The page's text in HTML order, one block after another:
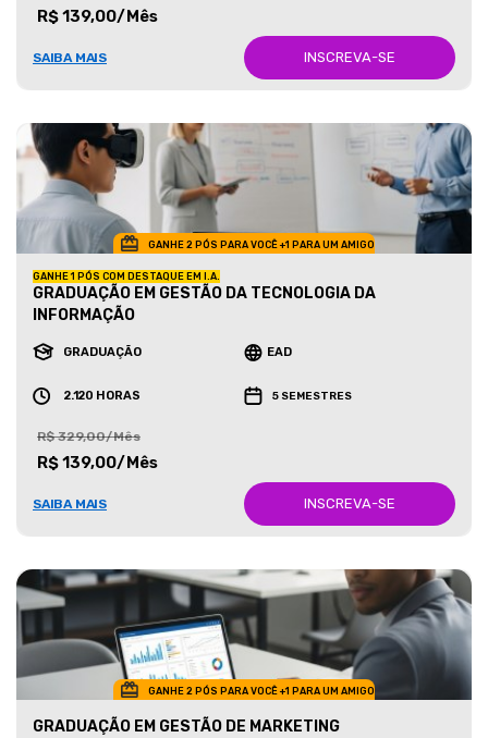
R$ 139,00/Mês
SAIBA MAIS INSCREVA-SE
GANHE 2 PÓS PARA VOCÊ +1 PARA UM AMIGO
GANHE 1 PÓS COM DESTAQUE EM I.A.
GRADUAÇÃO EM GESTÃO DA TECNOLOGIA DA
INFORMAÇÃO
GRADUAÇÃO EAD
2.120 HORAS 5 SEMESTRES
R$ 329,00/Mês
R$ 139,00/Mês
SAIBA MAIS INSCREVA-SE
GANHE 2 PÓS PARA VOCÊ +1 PARA UM AMIGO
GRADUAÇÃO EM GESTÃO DE MARKETING